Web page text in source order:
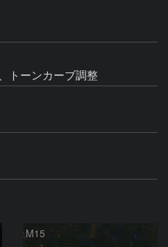
トーンカーブ調整
M15